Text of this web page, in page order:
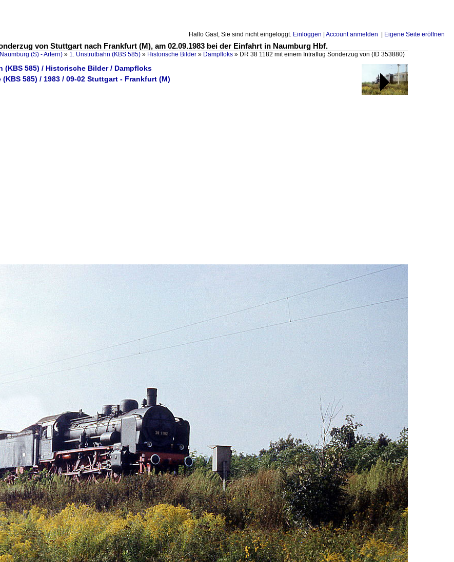
Hallo Gast, Sie sind nicht eingeloggt. Einloggen Account anmelden Eigene Seite eröffnen
von Stuttgart nach Frankfurt (M), am 02.09.1983 bei der Einfahrt in Naumburg Hbf.
(S) - Artern) » 1. Unstrutbahn (KBS 585) » Historische Bilder » Dampfloks » DR 38 1182 mit einem Intraflug Sonderzug von (ID 353880)
(KBS 585) / Historische Bilder / Dampfloks
(KBS 585) / 1983 / 09-02 Stuttgart - Frankfurt (M)